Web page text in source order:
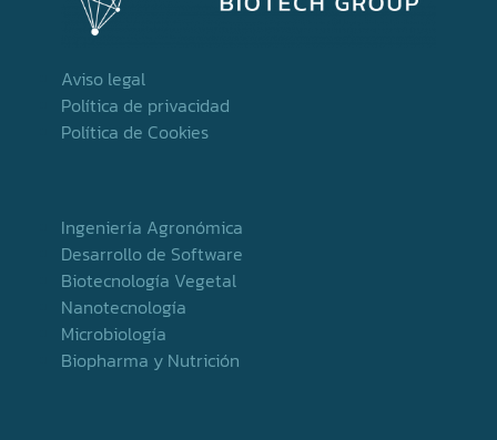
Aviso legal
Política de privacidad
Política de Cookies
Ingeniería Agronómica
Desarrollo de Software
Biotecnología Vegetal
Nanotecnología
Microbiología
Biopharma y Nutrición